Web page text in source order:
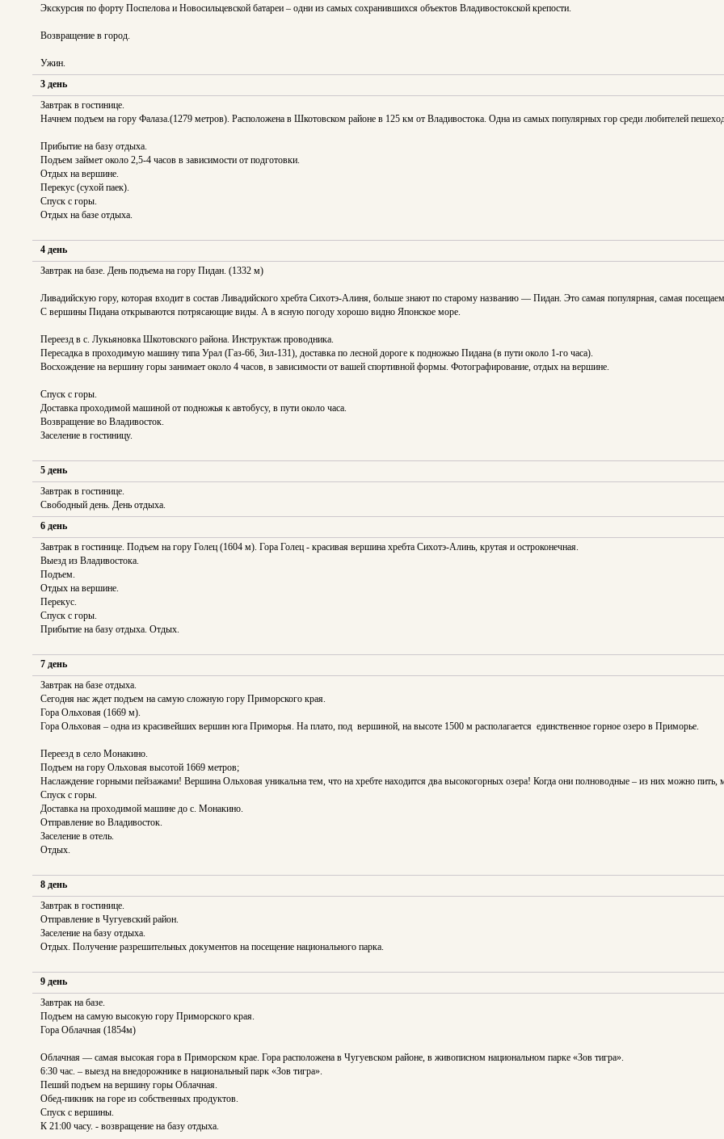
Экскурсия по форту Поспелова и Новосильцевской батареи – одни из самых сохранившихся объектов Владивостокской крепости.
Возвращение в город.
Ужин.
3 день
Завтрак в гостинице.
Начнем подъем на гору Фалаза.(1279 метров). Расположена в Шкотовском районе в 125 км от Владивостока. Одна из самых популярных гор среди любителей
Прибытие на базу отдыха.
Подъем займет около 2,5-4 часов в зависимости от подготовки.
Отдых на вершине.
Перекус (сухой паек).
Спуск с горы.
Отдых на базе отдыха.
4 день
Завтрак на базе. День подъема на гору Пидан. (1332 м)
Ливадийскую гору, которая входит в состав Ливадийского хребта Сихотэ-Алиня, больше знают по старому названию — Пидан. Это самая популярная, самая
С вершины Пидана открываются потрясающие виды. А в ясную погоду хорошо видно Японское море.
Переезд в с. Лукьяновка Шкотовского района. Инструктаж проводника.
Пересадка в проходимую машину типа Урал (Газ-66, Зил-131), доставка по лесной дороге к подножью Пидана (в пути около 1-го часа).
Восхождение на вершину горы занимает около 4 часов, в зависимости от вашей спортивной формы. Фотографирование, отдых на вершине.
Спуск с горы.
Доставка проходимой машиной от подножья к автобусу, в пути около часа.
Возвращение во Владивосток.
Заселение в гостиницу.
5 день
Завтрак в гостинице.
Свободный день. День отдыха.
6 день
Завтрак в гостинице. Подъем на гору Голец (1604 м). Гора Голец - красивая вершина хребта Сихотэ-Алинь, крутая и остроконечная.
Выезд из Владивостока.
Подъем.
Отдых на вершине.
Перекус.
Спуск с горы.
Прибытие на базу отдыха. Отдых.
7 день
Завтрак на базе отдыха.
Сегодня нас ждет подъем на самую сложную гору Приморского края.
Гора Ольховая (1669 м).
Гора Ольховая – одна из красивейших вершин юга Приморья. На плато, под вершиной, на высоте 1500 м располагается единственное горное озеро в Приморье.
Переезд в село Монакино.
Подъем на гору Ольховая высотой 1669 метров;
Наслаждение горными пейзажами! Вершина Ольховая уникальна тем, что на хребте находится два высокогорных озера! Когда они полноводные – из них можно пить,
Спуск с горы.
Доставка на проходимой машине до с. Монакино.
Отправление во Владивосток.
Заселение в отель.
Отдых.
8 день
Завтрак в гостинице.
Отправление в Чугуевский район.
Заселение на базу отдыха.
Отдых. Получение разрешительных документов на посещение национального парка.
9 день
Завтрак на базе.
Подъем на самую высокую гору Приморского края.
Гора Облачная (1854м)
Облачная — самая высокая гора в Приморском крае. Гора расположена в Чугуевском районе, в живописном национальном парке «Зов тигра».
6:30 час. – выезд на внедорожнике в национальный парк «Зов тигра».
Пеший подъем на вершину горы Облачная.
Обед-пикник на горе из собственных продуктов.
Спуск с вершины.
К 21:00 часу. - возвращение на базу отдыха.